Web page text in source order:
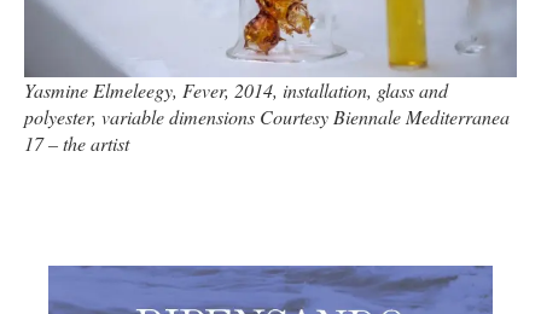
Yasmine Elmeleegy, Fever, 2014, installation, glass and
polyester, variable dimensions Courtesy Biennale Mediterranea
17 – the artist